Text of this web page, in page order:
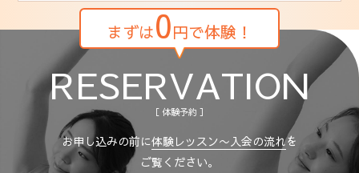
まずは0円で体験！
RESERVATION
［ 体験予約 ］
お申し込みの前に体験レッスン〜入会の流れを
ご覧ください。